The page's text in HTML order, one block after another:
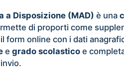
a Disposizione (MAD) è una
di proporti come
form online con i dati
egrado scolastico e